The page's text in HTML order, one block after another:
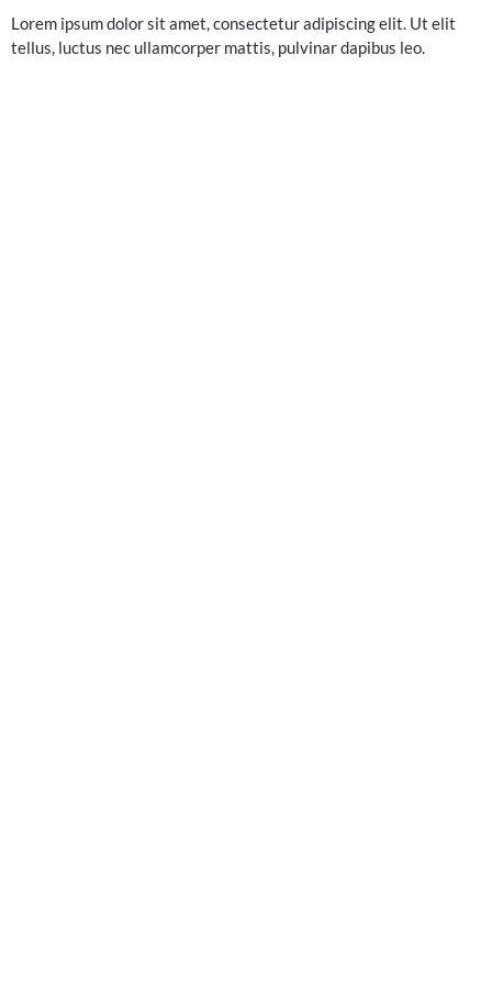
Lorem ipsum dolor sit amet, consectetur adipiscing elit. Ut elit
tellus, luctus nec ullamcorper mattis, pulvinar dapibus leo.